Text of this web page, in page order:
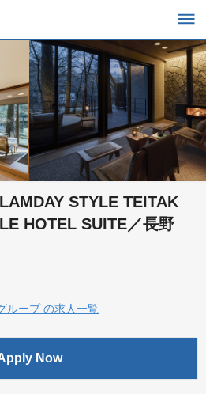
STYLE TEITAK
HOTEL SUITE／長野
ループ の求人一覧
Now